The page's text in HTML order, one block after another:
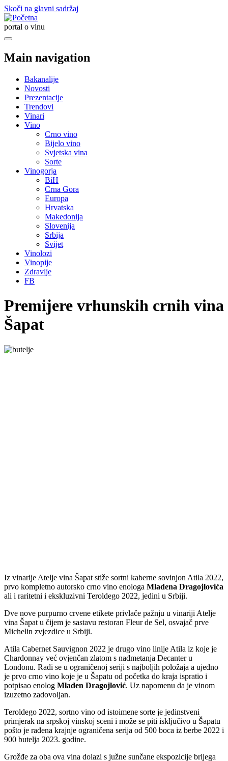
Skoči na glavni sadržaj
portal o vinu
Main navigation
Bakanalije
Novosti
Prezentacije
Trendovi
Vinari
Vino
Crno vino
Bijelo vino
Svjetska vina
Sorte
Vinogorja
BiH
Crna Gora
Europa
Hrvatska
Makedonija
Slovenija
Srbija
Svijet
Vinolozi
Vinopije
Zdravlje
FB
Premijere vrhunskih crnih vina
Šapat
Iz vinarije Atelje vina Šapat stiže sortni kaberne sovinjon Atila 2022,
prvo kompletno autorsko crno vino enologa Mladena Dragojlovića
ali i raritetni i ekskluzivni Teroldego 2022, jedini u Srbiji.
Dve nove purpurno crvene etikete privlače pažnju u vinariji Atelje
vina Šapat u čijem je sastavu restoran Fleur de Sel, osvajač prve
Michelin zvjezdice u Srbiji.
Atila Cabernet Sauvignon 2022 je drugo vino linije Atila iz koje je
Chardonnay već ovjenčan zlatom s nadmetanja Decanter u
Londonu. Radi se u ograničenoj seriji s najboljih položaja a ujedno
je prvo crno vino koje je u Šapatu od početka do kraja ispratio i
potpisao enolog Mladen Dragojlović. Uz napomenu da je vinom
izuzetno zadovoljan.
Teroldego 2022, sortno vino od istoimene sorte je jedinstveni
primjerak na srpskoj vinskoj sceni i može se piti isključivo u Šapatu
pošto je rađena krajnje ograničena serija od 500 boca iz berbe 2022 i
900 butelja 2023. godine.
Grožđe za oba ova vina dolazi s južne sunčane ekspozicije brijega